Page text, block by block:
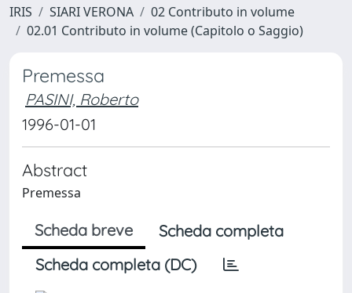
IRIS SIARI VERONA
02 Contributo in volume
02.01 Contributo in volume (Capitolo o Saggio)
Premessa
PASINI, Roberto
1996-01-01
Abstract
Premessa
Scheda breve
Scheda completa
Scheda completa (DC)